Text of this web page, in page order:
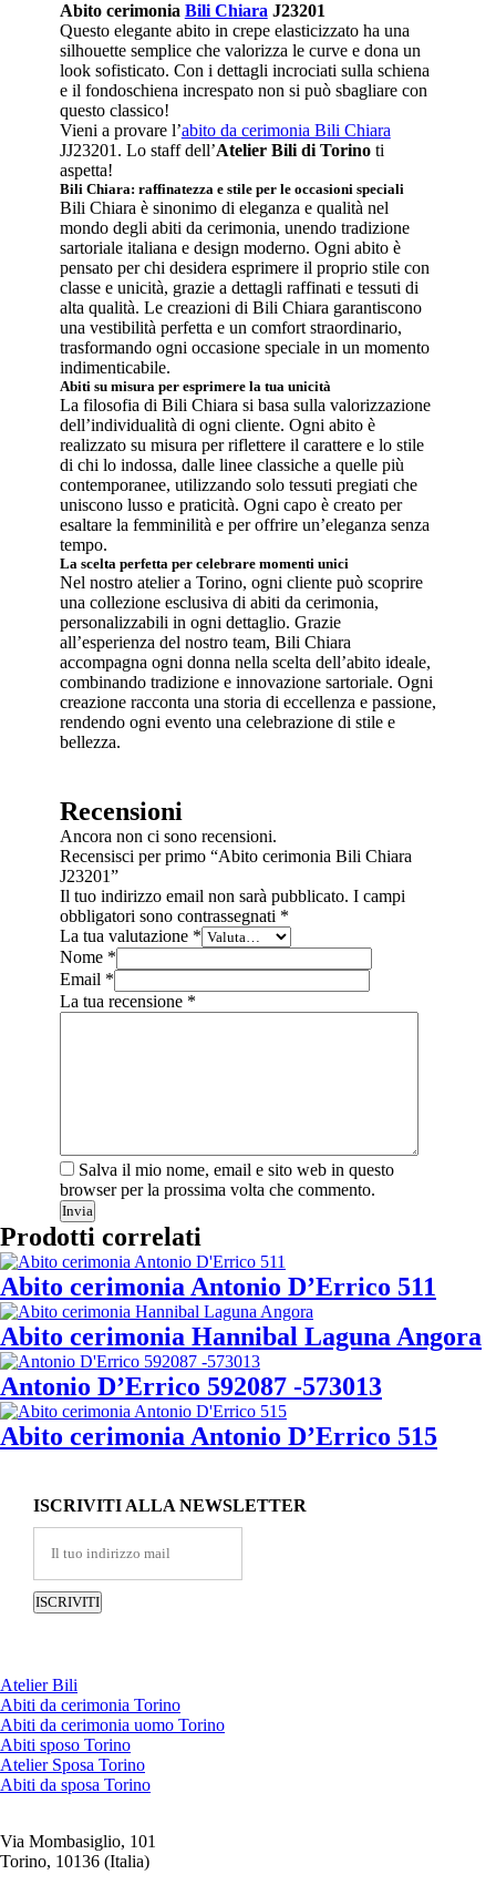
Abito cerimonia Bili Chiara J23201
Questo elegante abito in crepe elasticizzato ha una
silhouette semplice che valorizza le curve e dona un
look sofisticato. Con i dettagli incrociati sulla schiena
e il fondoschiena increspato non si può sbagliare con
questo classico!
Vieni a provare l’abito da cerimonia Bili Chiara
JJ23201. Lo staff dell’Atelier Bili di Torinoti
aspetta!
Bili Chiara: raffinatezza e stile per le occasioni speciali
Bili Chiara è sinonimo di eleganza e qualità nel
mondo degli abiti da cerimonia, unendo tradizione
sartoriale italiana e design moderno. Ogni abito è
pensato per chi desidera esprimere il proprio stile con
classe e unicità, grazie a dettagli raffinati e tessuti di
alta qualità. Le creazioni di Bili Chiara garantiscono
una vestibilità perfetta e un comfort straordinario,
trasformando ogni occasione speciale in un momento
indimenticabile.
Abiti su misura per esprimere la tua unicità
La filosofia di Bili Chiara si basa sulla valorizzazione
dell’individualità di ogni cliente. Ogni abito è
realizzato su misura per riflettere il carattere e lo stile
di chi lo indossa, dalle linee classiche a quelle più
contemporanee, utilizzando solo tessuti pregiati che
uniscono lusso e praticità. Ogni capo è creato per
esaltare la femminilità e per offrire un’eleganza senza
tempo.
La scelta perfetta per celebrare momenti unici
Nel nostro atelier a Torino, ogni cliente può scoprire
una collezione esclusiva di abiti da cerimonia,
personalizzabili in ogni dettaglio. Grazie
all’esperienza del nostro team, Bili Chiara
accompagna ogni donna nella scelta dell’abito ideale,
combinando tradizione e innovazione sartoriale. Ogni
creazione racconta una storia di eccellenza e passione,
rendendo ogni evento una celebrazione di stile e
bellezza.
Recensioni
Ancora non ci sono recensioni.
Recensisci per primo “Abito cerimonia Bili Chiara
J23201”
Il tuo indirizzo email non sarà pubblicato. I campi
obbligatori sono contrassegnati *
La tua valutazione *
Nome*
Email *
La tua recensione *
Salva il mio nome, email e sito web in questo
browser per la prossima volta che commento.
Invia
Prodotti correlati
Abito cerimonia Antonio D’Errico 511
Abito cerimonia Hannibal Laguna Angora
Antonio D’Errico 592087 -573013
Abito cerimonia Antonio D’Errico 515
ISCRIVITI ALLA NEWSLETTER
Atelier Bili
Abiti da cerimonia Torino
Abiti da cerimonia uomo Torino
Abiti sposo Torino
Atelier Sposa Torino
Abiti da sposa Torino
Via Mombasiglio, 101
Torino, 10136 (Italia)